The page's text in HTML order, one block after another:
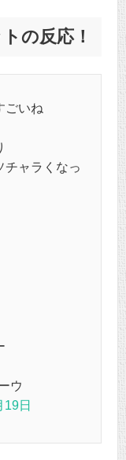
の反応！
ごいね
チャラくなっ
ウ
19日